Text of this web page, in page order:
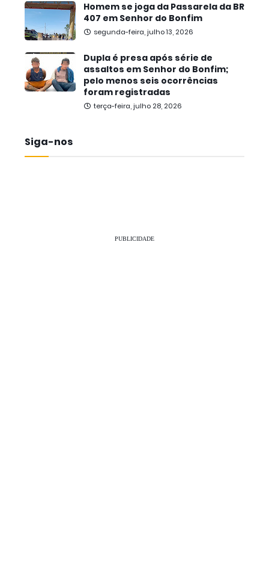
Homem se joga da Passarela da BR
407 em Senhor do Bonfim
segunda-feira, julho 13, 2026
Dupla é presa após série de
assaltos em Senhor do Bonfim;
pelo menos seis ocorrências
foram registradas
terça-feira, julho 28, 2026
Siga-nos
PUBLICIDADE